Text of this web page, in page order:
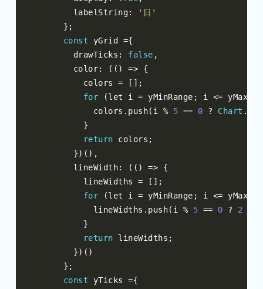
        labelString
:
'日'
};
const yGrid ={
        drawTicks
: false ,
        color
: (() =>
{
          colors
=
[];
for
(let i = yMinRange ; i <=
            colors
. push( i % 5 == 0 ? Chart .
}
return colors ;
})(),
        lineWidth
: (() =>
{
          lineWidths
=
[];
for
(let i = yMinRange ; i <=
            lineWidths
. push( i % 5 == 0 ? 2
}
return lineWidths ;
})()
};
const yTicks ={